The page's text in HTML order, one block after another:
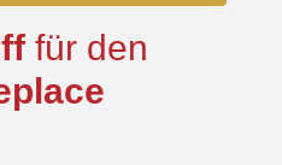
für den